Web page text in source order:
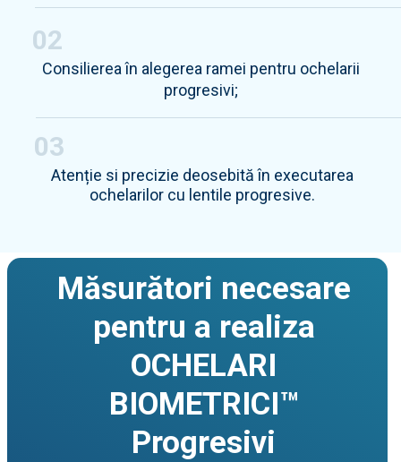
Consilierea în alegerea ramei pentru ochelarii
progresivi;
02
Atenție si precizie deosebită în executarea
ochelarilor cu lentile progresive.
03
Măsurători necesare
pentru a realiza
OCHELARI
BIOMETRICI™
Progresivi